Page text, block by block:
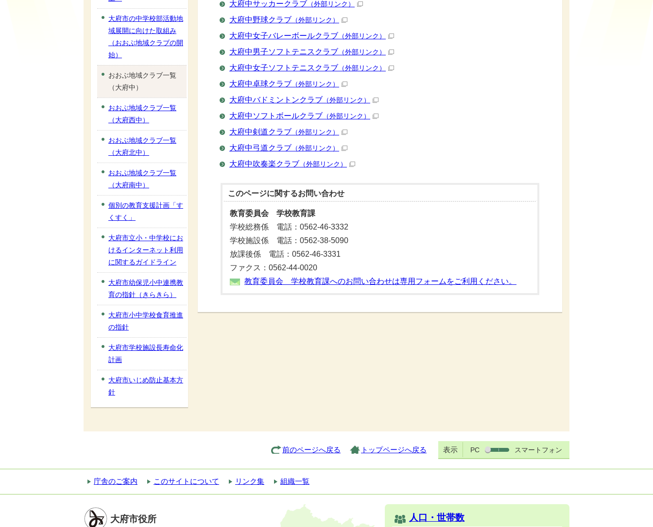
大府中サッカークラブ （外部リンク）
大府中野球クラブ （外部リンク）
大府中女子バレーボールクラブ （外部リンク）
大府中男子ソフトテニスクラブ （外部リンク）
大府中女子ソフトテニスクラブ （外部リンク）
大府中卓球クラブ （外部リンク）
大府中バドミントンクラブ （外部リンク）
大府中ソフトボールクラブ （外部リンク）
大府中剣道クラブ （外部リンク）
大府中弓道クラブ （外部リンク）
大府中吹奏楽クラブ （外部リンク）
このページに関するお問い合わせ
教育委員会 学校教育課
学校総務係 電話：0562-46-3332
学校施設係 電話：0562-38-5090
放課後係 電話：0562-46-3331
ファクス：0562-44-0020
教育委員会 学校教育課へのお問い合わせは専用フォームをご利用ください。
大府市の中学校部活動地
域展開に向けた取組み
（おおぶ地域クラブの開
始）
おおぶ地域クラブ一覧
（大府中）
おおぶ地域クラブ一覧
（大府西中）
おおぶ地域クラブ一覧
（大府北中）
おおぶ地域クラブ一覧
（大府南中）
個別の教育支援計画「す
くすく」
大府市立小・中学校にお
けるインターネット利用
に関するガイドライン
大府市幼保児小中連携教
育の指針（きらきら）
大府市小中学校食育推進
の指針
大府市学校施設長寿命化
計画
大府市いじめ防止基本方
針
前のページへ戻る トップページへ戻る 表示 PC スマートフォン
庁舎のご案内 このサイトについて リンク集 組織一覧
大府市役所 人口・世帯数